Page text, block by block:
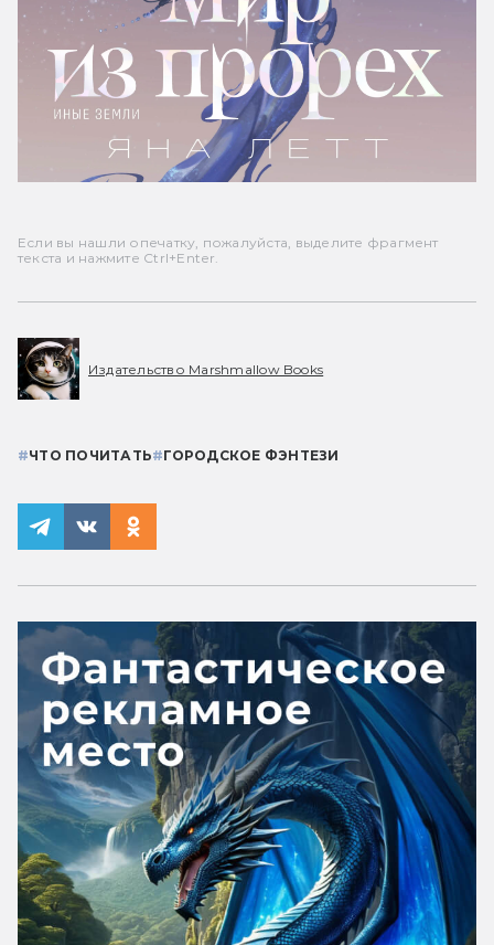
Если вы нашли опечатку, пожалуйста, выделите фрагмент
текста и нажмите Ctrl+Enter.
Издательство Marshmallow Books
#ЧТО ПОЧИТАТЬ#ГОРОДСКОЕ ФЭНТЕЗИ